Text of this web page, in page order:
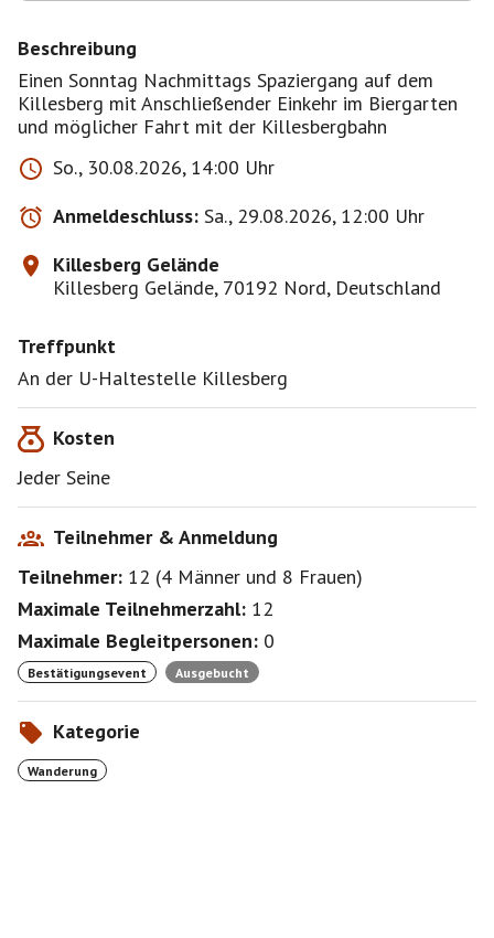
Beschreibung
Einen Sonntag Nachmittags Spaziergang auf dem
Killesberg mit Anschließender Einkehr im Biergarten
und möglicher Fahrt mit der Killesbergbahn
So., 30.08.2026, 14:00 Uhr
Anmeldeschluss: Sa., 29.08.2026, 12:00 Uhr
Killesberg Gelände
Killesberg Gelände, 70192 Nord, Deutschland
Treffpunkt
An der U-Haltestelle Killesberg
Kosten
Jeder Seine
Teilnehmer & Anmeldung
Teilnehmer: 12 (4 Männer und 8 Frauen)
Maximale Teilnehmerzahl: 12
Maximale Begleitpersonen: 0
Bestätigungsevent Ausgebucht
Kategorie
Wanderung